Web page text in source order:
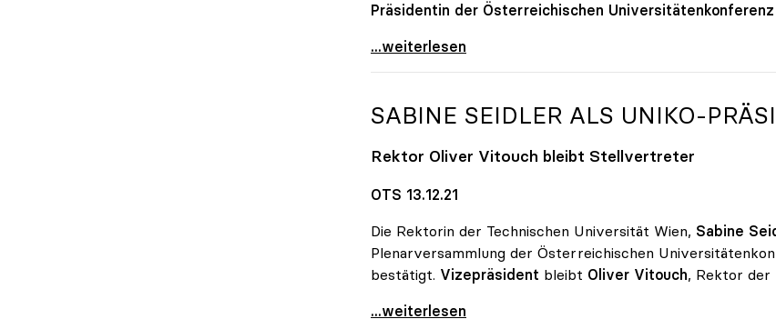
Präsidentin der Österreichischen Universitätenkonferenz
Große Nachfrage: Psychologische Beratungen an Unis
...weiterlesen
SABINE SEIDLER ALS UNIKO-
Rektor Oliver Vitouch bleibt Stellvertreter
OTS 13.12.21
Die Rektorin der Technischen Universität Wien, Sabine
Plenarversammlung der Österreichischen
bestätigt. Vizepräsident bleibt Oliver Vitouch, Rektor der
Sabine Seidler als uniko-Präsidentin wiedergewählt
...weiterlesen